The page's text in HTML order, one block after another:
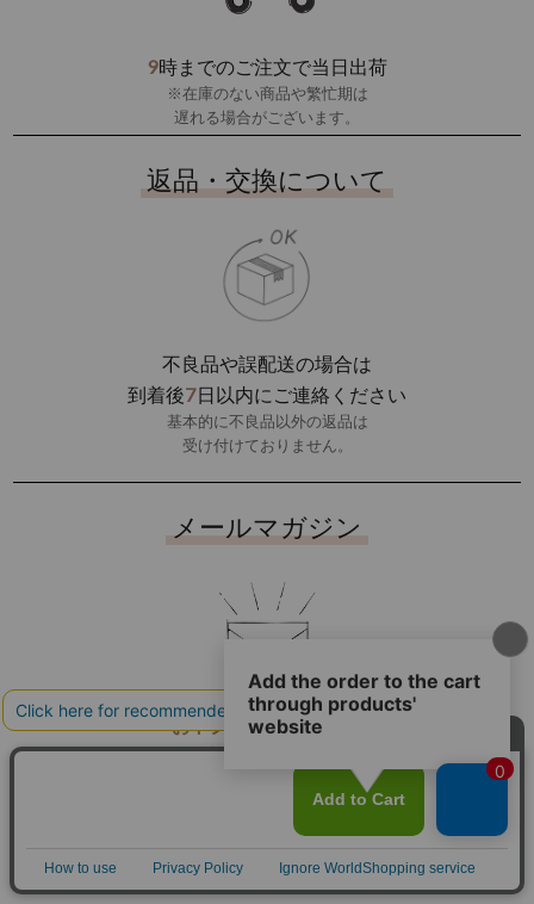
9時までのご注文で当日出荷
※在庫のない商品や繁忙期は
遅れる場合がございます。
返品・交換について
不良品や誤配送の場合は
到着後7日以内にご連絡ください
基本的に不良品以外の返品は
受け付けておりません。
メールマガジン
おトク
キャンペーン
情報をお届け！
お買い物ガイド